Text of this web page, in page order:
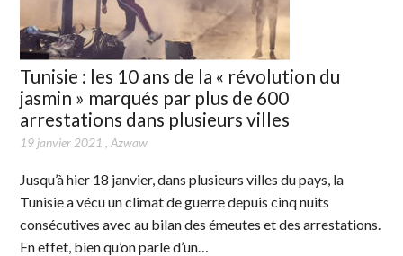
Tunisie : les 10 ans de la « révolution du
jasmin » marqués par plus de 600
arrestations dans plusieurs villes
19 janvier 2021 ,Azwaw
Jusqu’à hier 18 janvier, dans plusieurs villes du pays, la
Tunisie a vécu un climat de guerre depuis cinq nuits
consécutives avec au bilan des émeutes et des arrestations.
En effet, bien qu’on parle d’un…